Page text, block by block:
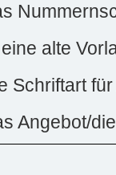
alte
Schriftart
Angebot/